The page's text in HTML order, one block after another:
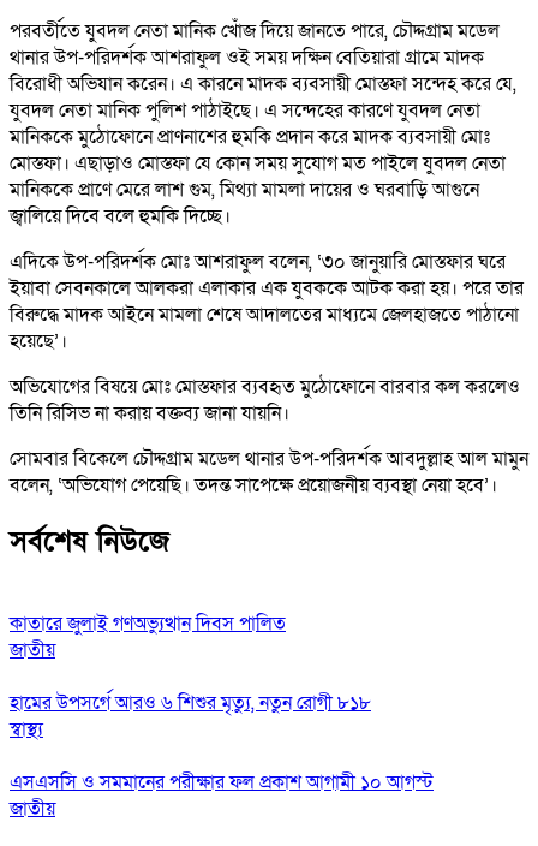
পরবর্তীতে যুবদল নেতা মানিক খোঁজ দিয়ে জানতে পারে, চৌদ্দগ্রাম মডেল
থানার উপ-পরিদর্শক আশরাফুল ওই সময় দক্ষিন বেতিয়ারা গ্রামে মাদক
বিরোধী অভিযান করেন। এ কারনে মাদক ব্যবসায়ী মোস্তফা সন্দেহ করে যে,
যুবদল নেতা মানিক পুলিশ পাঠাইছে। এ সন্দেহের কারণে যুবদল নেতা
মানিককে মুঠোফোনে প্রাণনাশের হুমকি প্রদান করে মাদক ব্যবসায়ী মোঃ
মোস্তফা। এছাড়াও মোস্তফা যে কোন সময় সুযোগ মত পাইলে যুবদল নেতা
মানিককে প্রাণে মেরে লাশ গুম, মিথ্যা মামলা দায়ের ও ঘরবাড়ি আগুনে
জ্বালিয়ে দিবে বলে হুমকি দিচ্ছে।
এদিকে উপ-পরিদর্শক মোঃ আশরাফুল বলেন, ‘৩০ জানুয়ারি মোস্তফার ঘরে
ইয়াবা সেবনকালে আলকরা এলাকার এক যুবককে আটক করা হয়। পরে তার
বিরুদ্ধে মাদক আইনে মামলা শেষে আদালতের মাধ্যমে জেলহাজতে পাঠানো
হয়েছে’।
অভিযোগের বিষয়ে মোঃ মোস্তফার ব্যবহৃত মুঠোফোনে বারবার কল করলেও
তিনি রিসিভ না করায় বক্তব্য জানা যায়নি।
সোমবার বিকেলে চৌদ্দগ্রাম মডেল থানার উপ-পরিদর্শক আবদুল্লাহ আল মামুন
বলেন, ‘অভিযোগ পেয়েছি। তদন্ত সাপেক্ষে প্রয়োজনীয় ব্যবস্থা নেয়া হবে’।
সর্বশেষ নিউজে
কাতারে জুলাই গণঅভ্যুত্থান দিবস পালিত
জাতীয়
হামের উপসর্গে আরও ৬ শিশুর মৃত্যু, নতুন রোগী ৮১৮
স্বাস্থ্য
এসএসসি ও সমমানের পরীক্ষার ফল প্রকাশ আগামী ১০ আগস্ট
জাতীয়